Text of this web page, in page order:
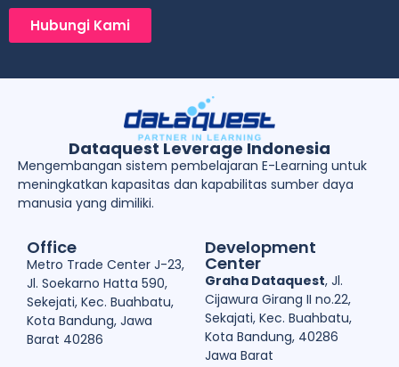
Hubungi Kami
Dataquest Leverage Indonesia
Mengembangan sistem pembelajaran E-Learning untuk
meningkatkan kapasitas dan kapabilitas sumber daya
manusia yang dimiliki.
Office
Metro Trade Center J-23,
Jl. Soekarno Hatta 590,
Sekejati, Kec. Buahbatu,
Kota Bandung, Jawa
Barat 40286
Development
Center
Graha Dataquest, Jl.
Cijawura Girang II no.22,
Sekajati, Kec. Buahbatu,
Kota Bandung, 40286
Jawa Barat